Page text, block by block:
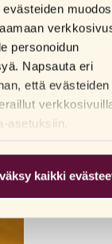
personoidun
Napsauta eri
että evästeiden
asetuksiin.
kaikki